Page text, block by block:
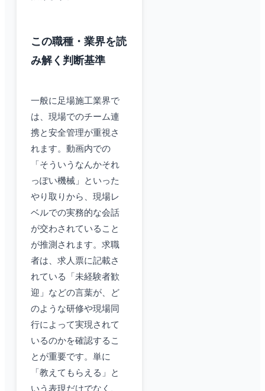
この職種・業界を読
み解く判断基準
一般に足場施工業界で
は、現場でのチーム連
携と安全管理が重視さ
れます。動画内での
「そういうなんかそれ
っぽい機械」といった
やり取りから、現場レ
ベルでの実務的な会話
が交わされていること
が推測されます。求職
者は、求人票に記載さ
れている「未経験者歓
迎」などの言葉が、ど
のような研修や現場同
行によって実現されて
いるのかを確認するこ
とが重要です。単に
「教えてもらえる」と
いう表現だけでなく、